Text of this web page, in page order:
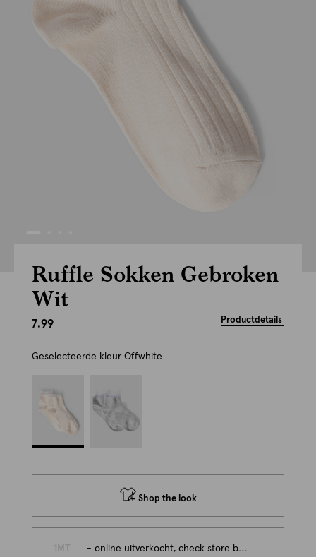
Ruffle Sokken Gebroken
Wit
7.99 Productdetails
Geselecteerde kleur Offwhite
Shop the look
- online uitverkocht, check store beschikbaarheid